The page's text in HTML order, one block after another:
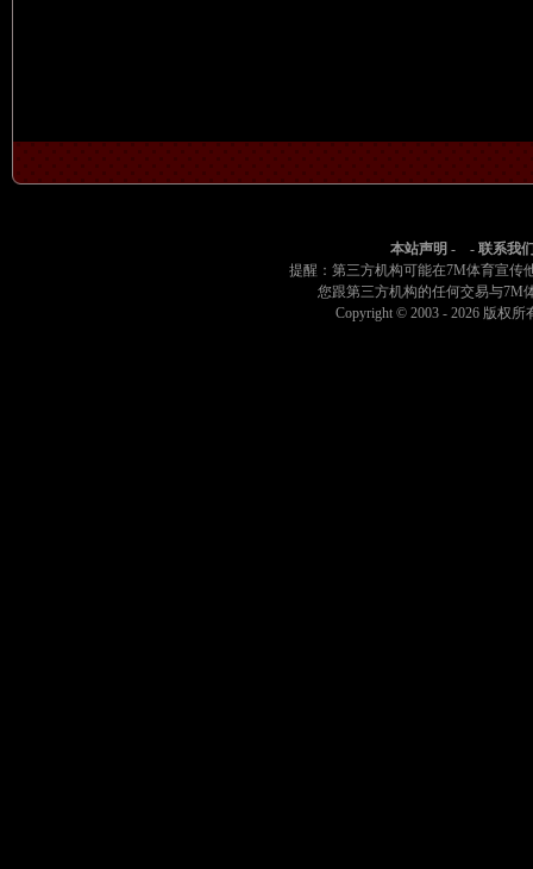
本站声明 - - 联系我
提醒：第三方机构可能在7M体育宣传
您跟第三方机构的任何交易与7M
Copyright © 2003 -2026 版权所